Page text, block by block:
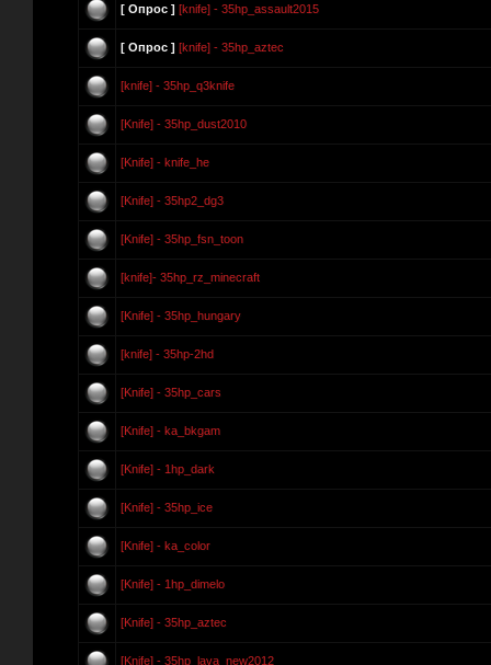
[ Опрос ] [knife] - 35hp_assault2015
[ Опрос ] [knife] - 35hp_aztec
[knife] - 35hp_q3knife
[Knife] - 35hp_dust2010
[Knife] - knife_he
[Knife] - 35hp2_dg3
[Knife] - 35hp_fsn_toon
[knife]- 35hp_rz_minecraft
[Knife] - 35hp_hungary
[knife] - 35hp-2hd
[Knife] - 35hp_cars
[Knife] - ka_bkgam
[Knife] - 1hp_dark
[Knife] - 35hp_ice
[Knife] - ka_color
[Knife] - 1hp_dimelo
[Knife] - 35hp_aztec
[Knife] - 35hp_lava_new2012